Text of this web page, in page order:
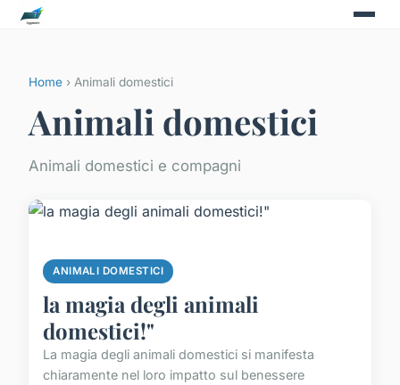
Home › Animali domestici
Animali domestici
Animali domestici e compagni
ANIMALI DOMESTICI
la magia degli animali
domestici!"
La magia degli animali domestici si manifesta
chiaramente nel loro impatto sul benessere